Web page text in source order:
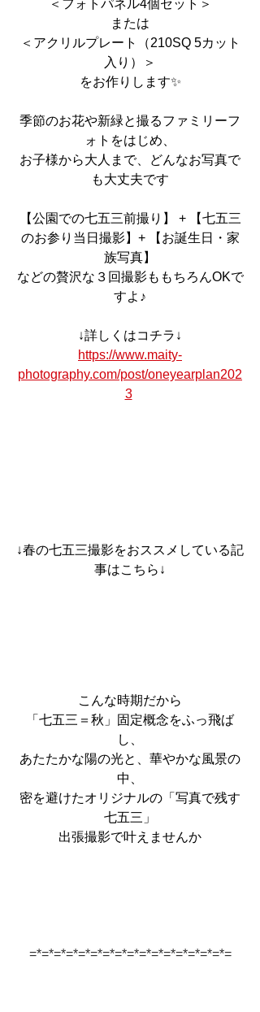
＜フォトパネル4個セット＞
または
＜アクリルプレート（210SQ 5カット
入り）＞
をお作りします✨
季節のお花や新緑と撮るファミリーフ
ォトをはじめ、
お子様から大人まで、どんなお写真で
も大丈夫です
【公園での七五三前撮り】 + 【七五三
のお参り当日撮影】+ 【お誕生日・家
族写真】
などの贅沢な３回撮影ももちろんOKで
すよ♪
↓詳しくはコチラ↓
https://www.maity-
photography.com/post/oneyearplan202
3
↓春の七五三撮影をおススメしている記
事はこちら↓
こんな時期だから
「七五三＝秋」固定概念をふっ飛ば
し、
あたたかな陽の光と、華やかな風景の
中、
密を避けたオリジナルの「写真で残す
七五三」
出張撮影で叶えませんか
=*=*=*=*=*=*=*=*=*=*=*=*=*=*=*=*=